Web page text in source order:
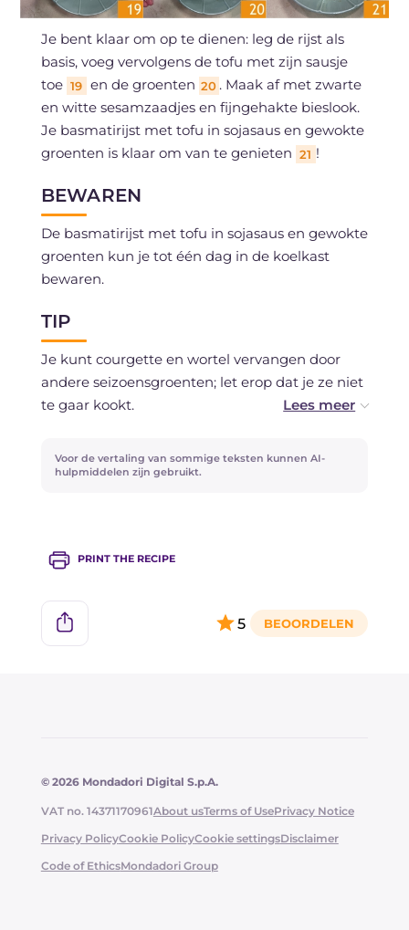
Je bent klaar om op te dienen: leg de rijst als
basis, voeg vervolgens de tofu met zijn sausje
toe 19 en de groenten 20 . Maak af met zwarte
en witte sesamzaadjes en fijngehakte bieslook.
Je basmatirijst met tofu in sojasaus en gewokte
groenten is klaar om van te genieten 21 !
BEWAREN
De basmatirijst met tofu in sojasaus en gewokte
groenten kun je tot één dag in de koelkast
bewaren.
TIP
Je kunt courgette en wortel vervangen door
andere seizoensgroenten; let erop dat je ze niet
te gaar kookt.
Gebruik zout met mate, want sojasaus bevat al
zout.
Voor de vertaling van sommige teksten kunnen AI-
hulpmiddelen zijn gebruikt.
PRINT THE RECIPE
5
© 2026 Mondadori Digital S.p.A.
VAT no. 14371170961About usTerms of UsePrivacy Notice
Privacy PolicyCookie PolicyCookie settingsDisclaimer
Code of EthicsMondadori Group